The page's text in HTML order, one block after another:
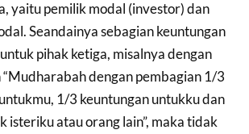
yaitu pemilik modal (investor) dan
Seandainya sebagian keuntungan
pihak ketiga, misalnya dengan
dengan pembagian 1/3
1/3 keuntungan untukku dan
isteriku atau orang lain”, maka tidak